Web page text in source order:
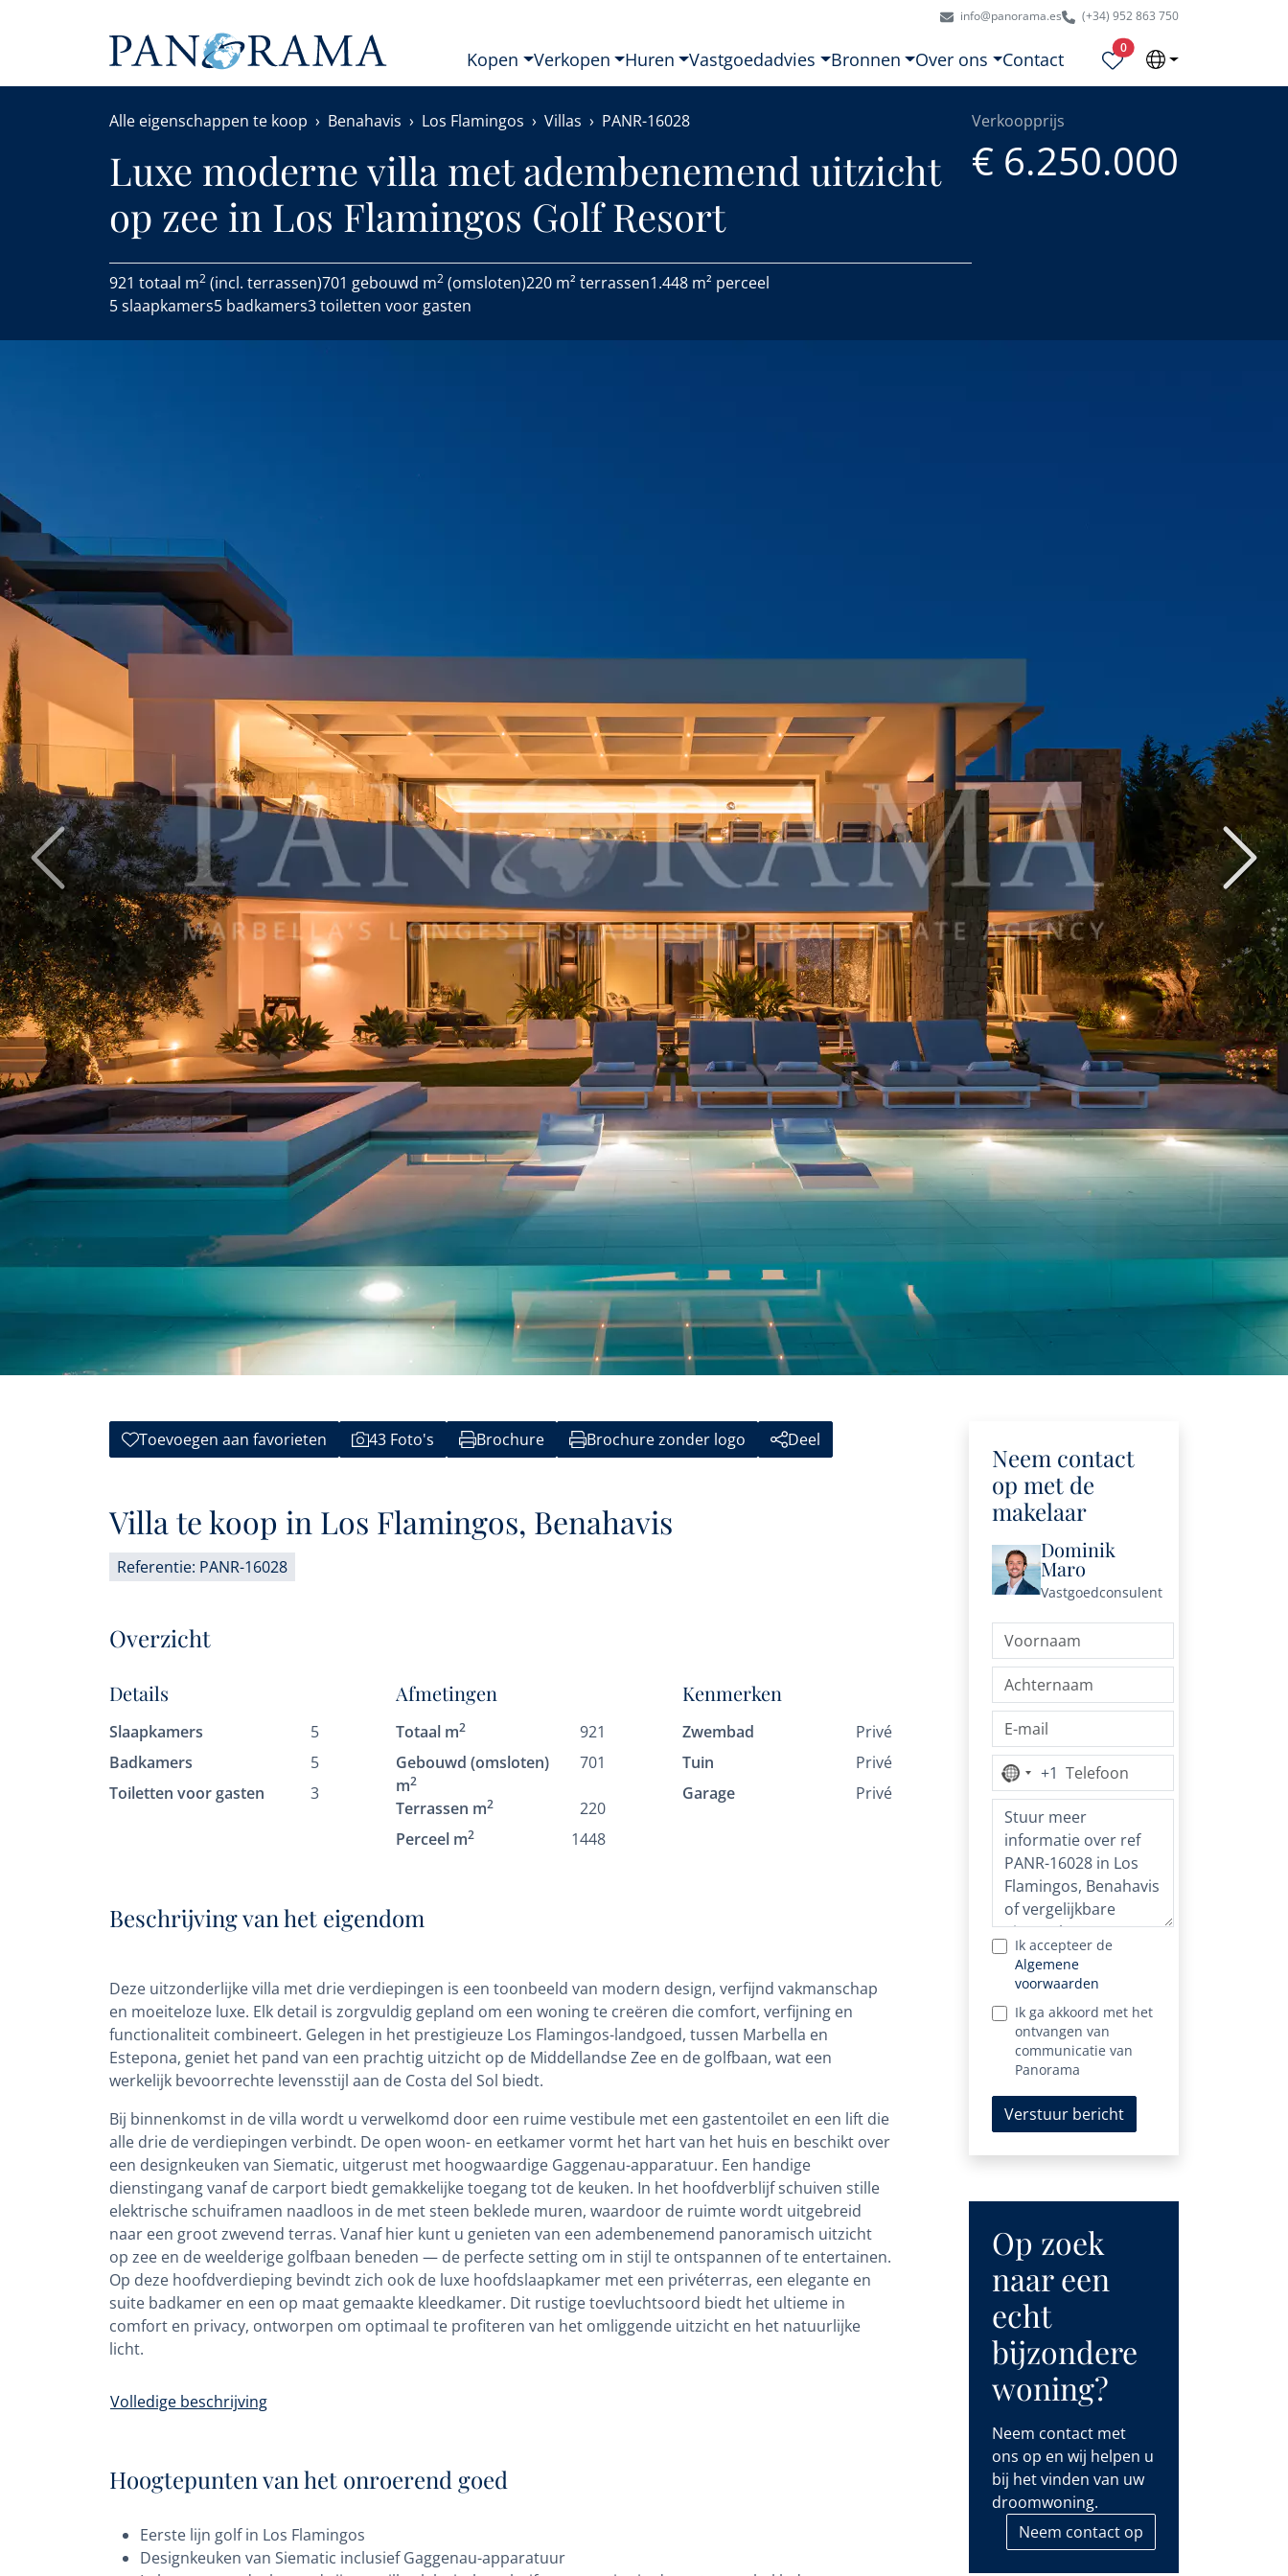
info@panorama.es (+34) 952 863 750
Kopen Verkopen Huren Vastgoedadvies Bronnen Over ons Contact
0Geselecteerde eigendommen
Alle eigenschappen te koop Benahavis Los Flamingos Villas PANR-16028
Luxe moderne villa met adembenemend uitzicht
op zee in Los Flamingos Golf Resort
921 totaal m2 (incl. terrassen)701 gebouwd m2 (omsloten)220 m² terrassen1.448 m² perceel
5 slaapkamers5 badkamers3 toiletten voor gasten
Verkoopprijs
€ 6.250.000
Toevoegen aan favorieten 43 Foto's Brochure Brochure zonder logo Deel
Villa te koop in Los Flamingos, Benahavis
Referentie: PANR-16028
Overzicht
Details
Slaapkamers
5
Badkamers
5
Toiletten voor gasten
3
Afmetingen
Totaal m2
921
Gebouwd (omsloten)
m2
701
Terrassen m2
220
Perceel m2 1448
Kenmerken
Zwembad
Privé
Tuin
Privé
Garage
Privé
Beschrijving van het eigendom
Deze uitzonderlijke villa met drie verdiepingen is een toonbeeld van modern design, verfijnd vakmanschap
en moeiteloze luxe. Elk detail is zorgvuldig gepland om een woning te creëren die comfort, verfijning en
functionaliteit combineert. Gelegen in het prestigieuze Los Flamingos-landgoed, tussen Marbella en
Estepona, geniet het pand van een prachtig uitzicht op de Middellandse Zee en de golfbaan, wat een
werkelijk bevoorrechte levensstijl aan de Costa del Sol biedt.
Bij binnenkomst in de villa wordt u verwelkomd door een ruime vestibule met een gastentoilet en een lift die
alle drie de verdiepingen verbindt. De open woon- en eetkamer vormt het hart van het huis en beschikt over
een designkeuken van Siematic, uitgerust met hoogwaardige Gaggenau-apparatuur. Een handige
dienstingang vanaf de carport biedt gemakkelijke toegang tot de keuken. In het hoofdverblijf schuiven stille
elektrische schuiframen naadloos in de met steen beklede muren, waardoor de ruimte wordt uitgebreid
naar een groot zwevend terras. Vanaf hier kunt u genieten van een adembenemend panoramisch uitzicht
op zee en de weelderige golfbaan beneden — de perfecte setting om in stijl te ontspannen of te entertainen.
Op deze hoofdverdieping bevindt zich ook de luxe hoofdslaapkamer met een privéterras, een elegante en
suite badkamer en een op maat gemaakte kleedkamer. Dit rustige toevluchtsoord biedt het ultieme in
comfort en privacy, ontworpen om optimaal te profiteren van het omliggende uitzicht en het natuurlijke
licht.
Volledige beschrijving
Hoogtepunten van het onroerend goed
Eerste lijn golf in Los Flamingos
Designkeuken van Siematic inclusief Gaggenau-apparatuur
Neem contact
op met de
makelaar
Dominik
Maro
Vastgoedconsulent
Geen
land
geselecteerd
+1
Ik accepteer de
Algemene
voorwaarden
Ik ga akkoord met het
ontvangen van
communicatie van
Panorama
Verstuur bericht
Op zoek
naar een
echt
bijzondere
woning?
Neem contact met
ons op en wij helpen u
bij het vinden van uw
droomwoning.
Neem contact op